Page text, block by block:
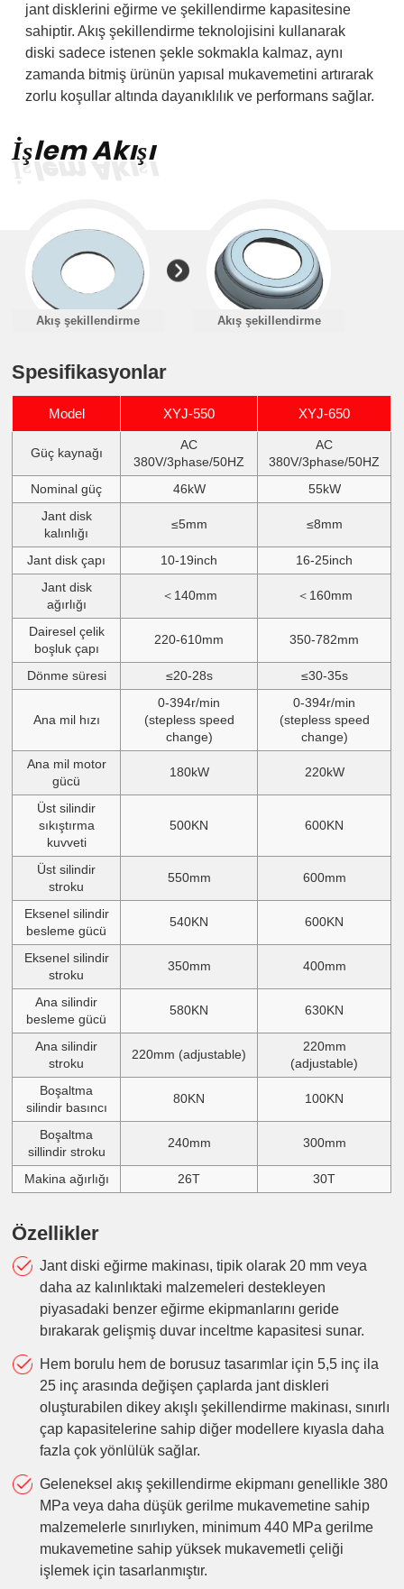
jant disklerini eğirme ve şekillendirme kapasitesine
sahiptir. Akış şekillendirme teknolojisini kullanarak
diski sadece istenen şekle sokmakla kalmaz, aynı
zamanda bitmiş ürünün yapısal mukavemetini artırarak
zorlu koşullar altında dayanıklılık ve performans sağlar.
İşlem Akışı
İşlem Akışı
Akış şekillendirme Akış şekillendirme
Spesifikasyonlar
Model XYJ-550 XYJ-650
Güç kaynağı
AC
380V/3phase/50HZ
AC
380V/3phase/50HZ
Nominal güç
46kW
55kW
Jant disk
kalınlığı
≤5mm ≤8mm
Jant disk çapı 10-19inch
16-25inch
Jant disk
ağırlığı
＜140mm ＜160mm
Dairesel çelik
boşluk çapı
220-610mm 350-782mm
Dönme süresi ≤20-28s ≤30-35s
Ana mil hızı
0-394r/min
(stepless speed
change)
0-394r/min
(stepless speed
change)
Ana mil motor
gücü
180kW 220kW
Üst silindir
sıkıştırma
kuvveti
500KN 600KN
Üst silindir
stroku
550mm 600mm
Eksenel silindir
besleme gücü
540KN 600KN
Eksenel silindir
stroku
350mm 400mm
Ana silindir
besleme gücü
580KN 630KN
Ana silindir
stroku
220mm (adjustable)
220mm
(adjustable)
Boşaltma
silindir basıncı
80KN 100KN
Boşaltma
sillindir stroku
240mm 300mm
Makina ağırlığı 26T 30T
Özellikler
Jant diski eğirme makinası, tipik olarak 20 mm veya
daha az kalınlıktaki malzemeleri destekleyen
piyasadaki benzer eğirme ekipmanlarını geride
bırakarak gelişmiş duvar inceltme kapasitesi sunar.
Hem borulu hem de borusuz tasarımlar için 5,5 inç ila
25 inç arasında değişen çaplarda jant diskleri
oluşturabilen dikey akışlı şekillendirme makinası, sınırlı
çap kapasitelerine sahip diğer modellere kıyasla daha
fazla çok yönlülük sağlar.
Geleneksel akış şekillendirme ekipmanı genellikle 380
MPa veya daha düşük gerilme mukavemetine sahip
malzemelerle sınırlıyken, minimum 440 MPa gerilme
mukavemetine sahip yüksek mukavemetli çeliği
işlemek için tasarlanmıştır.